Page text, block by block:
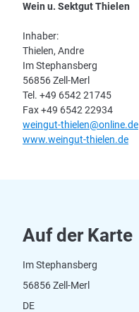
Wein u. Sektgut Thielen
Inhaber:
Thielen, Andre
Im Stephansberg
56856 Zell-Merl
Tel. +49 6542 21745
Fax +49 6542 22934
weingut-thielen@online.de
www.weingut-thielen.de
Auf der Karte
Im Stephansberg
56856 Zell-Merl
DE